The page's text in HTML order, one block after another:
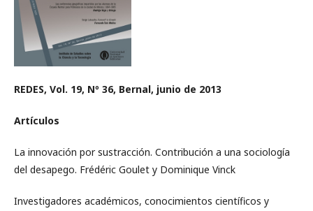
REDES, Vol. 19, Nº 36, Bernal, junio de 2013
Artículos
La innovación por sustracción. Contribución a una sociología
del desapego. Frédéric Goulet y Dominique Vinck
Investigadores académicos, conocimientos científicos y